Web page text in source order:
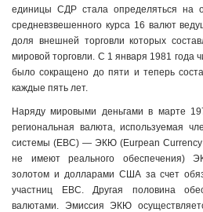
единицы СДР стала определяться на
средневзвешенного курса 16 валют
доля внешней торговли кото­рых
мировой торговли. С 1 янва­ря 1981 года
было сокращено до пяти и теперь
каждые пять лет.
Наряду мировыми деньгами в марте
региональная валюта, используемая
системы (ЕВС) — ЭКЮ (Eurpean
не имеют реального обеспечения)
золотом и долларами США за счет
участниц ЕВС. Другая половина
валютами. Эмиссия ЭКЮ